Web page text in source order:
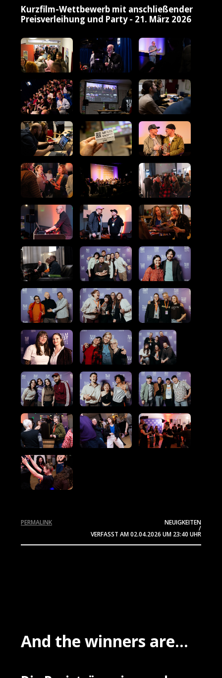
Kurzfilm-Wettbewerb mit anschließender
Preisverleihung und Party - 21. März 2026
NEUIGKEITEN
/
VERFASST AM02.04.2026 UM 23:40 UHR
PERMALINK
And the winners are...